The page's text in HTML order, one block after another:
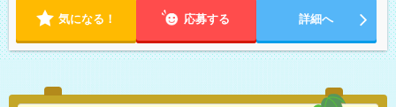
気になる！ 応募する 詳細へ